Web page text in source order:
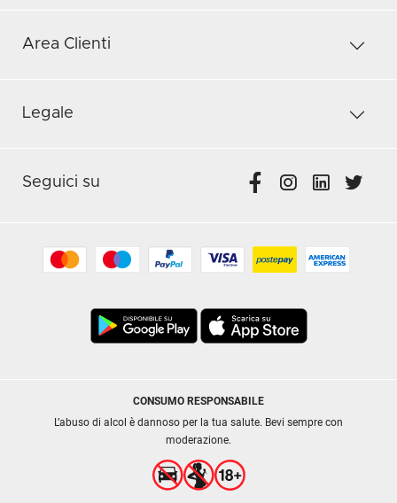
Area Clienti
Legale
Seguici su
CONSUMO RESPONSABILE
L’abuso di alcol è dannoso per la tua salute. Bevi sempre con
moderazione.